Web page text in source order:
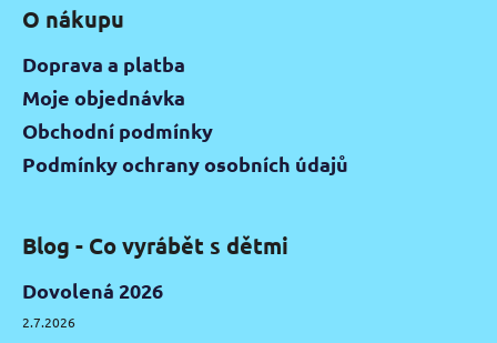
O nákupu
Doprava a platba
Moje objednávka
Obchodní podmínky
Podmínky ochrany osobních údajů
Blog - Co vyrábět s dětmi
Dovolená 2026
2.7.2026